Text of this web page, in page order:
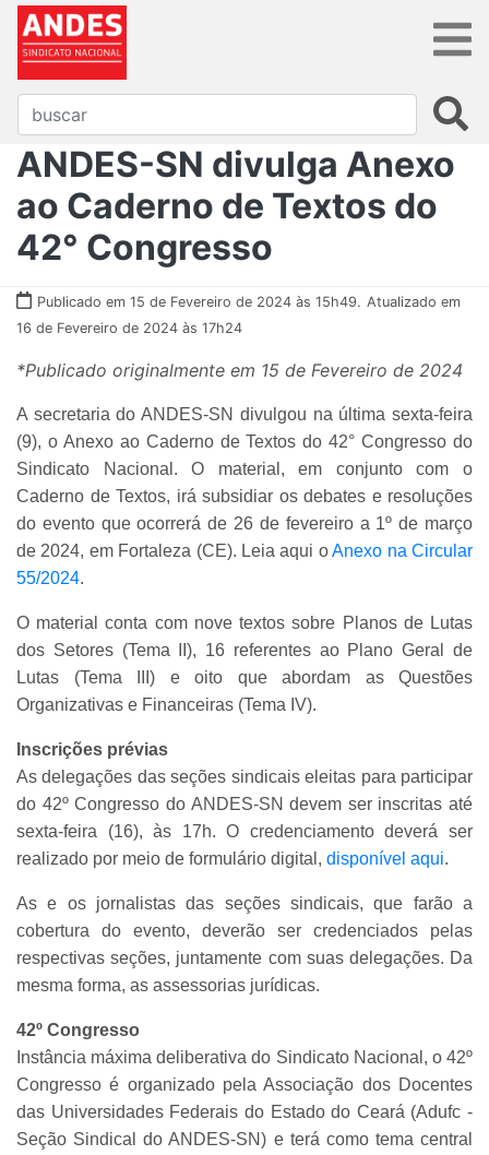
ANDES-SN divulga Anexo
ao Caderno de Textos do
42° Congresso
Publicado em 15 de Fevereiro de 2024 às 15h49. Atualizado em
16 de Fevereiro de 2024 às 17h24
*Publicado originalmente em 15 de Fevereiro de 2024
A secretaria do ANDES-SN divulgou na última sexta-feira
(9), o Anexo ao Caderno de Textos do 42° Congresso do
Sindicato Nacional. O material, em conjunto com o
Caderno de Textos, irá subsidiar os debates e resoluções
do evento que ocorrerá de 26 de fevereiro a 1º de março
de 2024, em Fortaleza (CE). Leia aqui oAnexo na Circular
55/2024.
O material conta com nove textos sobre Planos de Lutas
dos Setores (Tema II), 16 referentes ao Plano Geral de
Lutas (Tema III) e oito que abordam as Questões
Organizativas e Financeiras (Tema IV).
Inscrições prévias
As delegações das seções sindicais eleitas para participar
do 42º Congresso do ANDES-SN devem ser inscritas até
sexta-feira (16), às 17h. O credenciamento deverá ser
realizado por meio de formulário digital, disponível aqui.
As e os jornalistas das seções sindicais, que farão a
cobertura do evento, deverão ser credenciados pelas
respectivas seções, juntamente com suas delegações. Da
mesma forma, as assessorias jurídicas.
42º Congresso
Instância máxima deliberativa do Sindicato Nacional, o 42º
Congresso é organizado pela Associação dos Docentes
das Universidades Federais do Estado do Ceará (Adufc -
Seção Sindical do ANDES-SN) e terá como tema central